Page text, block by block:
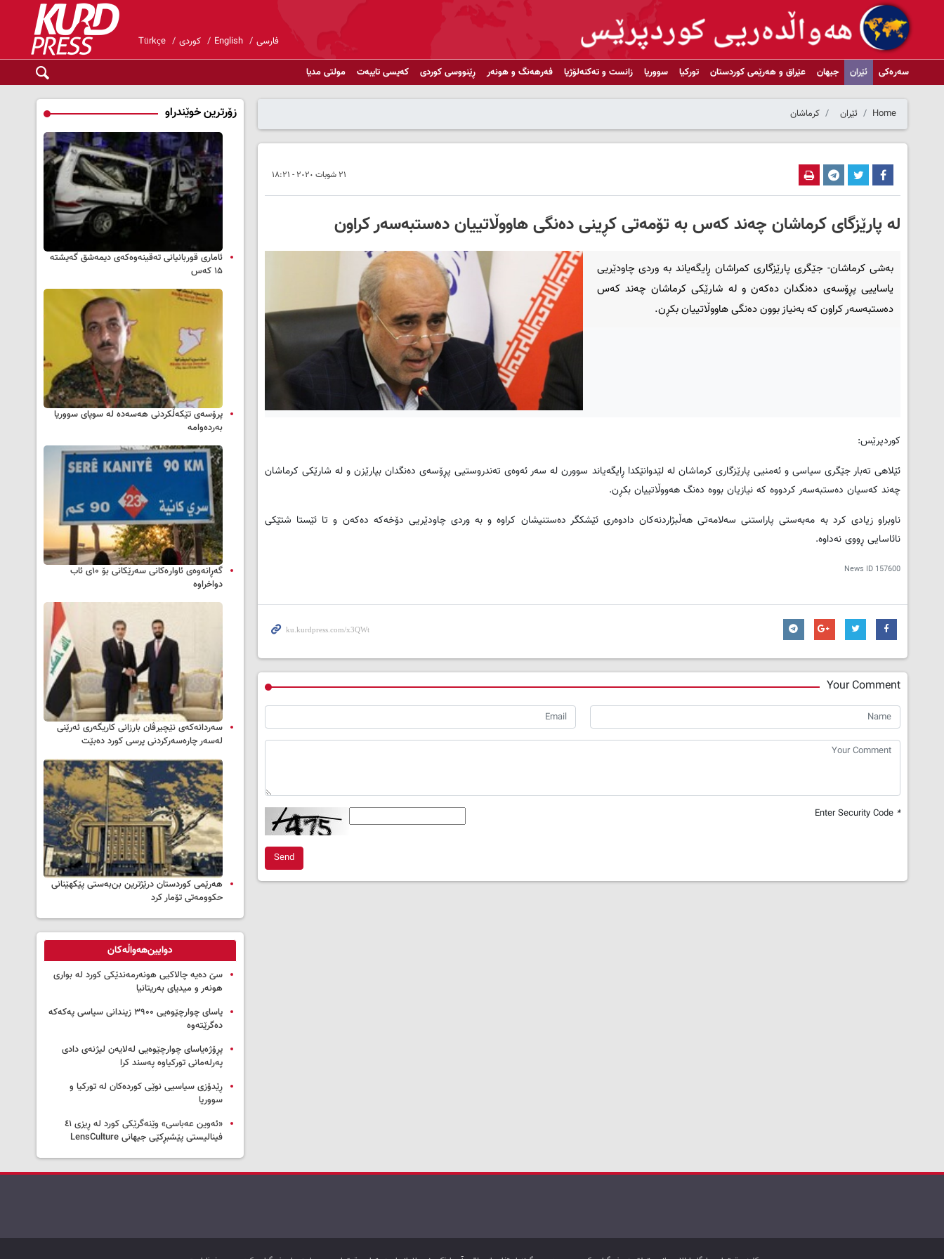
فارسی English کوردی Türkçe
سەرەکی ئێران جیهان عێراق و هەرێمی کوردستان تورکیا سووریا زانست و تەکنەلۆژیا فەرهەنگ و هونەر ڕێنووسی کوردی کەیسی تایبەت مولتی مدیا
Home ئێران کرماشان
٢١ شوبات ٢٠٢٠ - ١٨:٢١
لە پارێزگای کرماشان چەند کەس بە تۆمەتی کڕینی دەنگی هاووڵاتییان دەستبەسەر کراون
بەشی کرماشان- جێگری پارێزگاری کمراشان ڕایگەیاند بە وردی چاودێریی
یاساییی پڕۆسەی دەنگدان دەکەن و لە شارێکی کرماشان چەند کەس
دەستبەسەر کراون کە بەنیاز بوون دەنگی هاووڵاتییان بکڕن.
کوردپرێس:
ئێلاهی تەبار جێگری سیاسی و ئەمنیی پارێزگاری کرماشان لە لێدوانێکدا ڕایگەیاند سوورن لە سەر ئەوەی تەندروستیی پڕۆسەی دەنگدان بپارێزن و لە شارێکی کرماشان
چەند کەسیان دەستبەسەر کردووە کە نیازیان بووە دەنگ هەووڵاتییان بکڕن.
ناوبراو زیادی کرد بە مەبەستی پاراستنی سەلامەتی هەڵبژاردنەکان دادوەری ئێشکگر دەستنیشان کراوە و بە وردی چاودێریی دۆخەکە دەکەن و تا ئێستا شتێکی
نائاسایی ڕووی نەداوە.
News ID 157600
Your Comment
*
Send
زۆرترین خوێندراو
ئاماری قوربانیانی تەقینەوەکەی دیمەشق گەیشتە
۱۵ کەس
پرۆسەی تێکەڵکردنی هەسەدە لە سوپای سووریا
بەردەوامە
گەڕانەوەی ئاوارەکانی سەرێکانی بۆ ۱۰ی ئاب
دواخراوە
سه‌ردانه‌کەی نێچیرڤان بارزانی كاریگه‌ری ئه‌رێنی
له‌سه‌ر چاره‌سه‌ركردنی پرسی كورد ده‌بێت
هەرێمی کوردستان درێژترین بن‌بەستی پێکهێنانی
حکوومەتی تۆمار کرد
دوایین‌هەواڵەکان
سێ دەیە چالاکیی هونەرمەندێکی کورد لە بواری
هونەر و میدیای بەریتانیا
یاسای چوارچێوەیی ۳۹۰۰ زیندانی سیاسی پەکەکە
دەگرێتەوە
پڕۆژەیاسای چوارچێوەیی لەلایەن لیژنەی دادی
پەرلەمانی تورکیاوە پەسند کرا
ڕێدۆزی سیاسیی نوێی کوردەکان لە تورکیا و
سووریا
«ئەوین عەباسی» وێنەگرێکی کورد لە ڕیزی ٤١
فینالیستی پێشبڕکێی جیهانی LensCulture